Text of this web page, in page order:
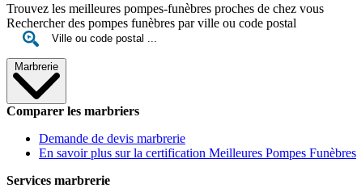
Trouvez les meilleures pompes-funèbres proches de chez vous
Rechercher des pompes funèbres par ville ou code postal
Marbrerie
Comparer les marbriers
Demande de devis marbrerie
En savoir plus sur la certification Meilleures Pompes Funèbres
Services marbrerie